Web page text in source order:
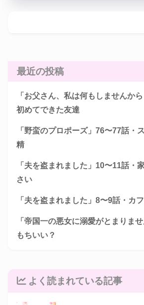
最近の投稿
「お父さん、私は何もしませんか
初めてできた友達
「野蛮のプロポーズ」76〜77話・
精
「夫を盗まれました」10〜11話・
さい
「夫を盗まれました」8〜9話・カ
「帝国一の悪女に溺愛がとまりま
もちいい？
よく読まれている記事